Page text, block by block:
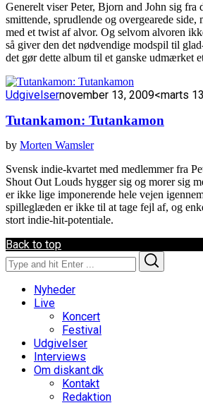
Generelt viser Peter, Bjorn and John sig fra
smittende, sprudlende og overgearede side,
med et twist af alvor. Og selvom alvoren
så giver den det nødvendige modspil til
det gør dette album til et ganske udmærket
Udgivelsernovember 13, 2009<marts
Tutankamon: Tutankamon
by Morten Wamsler
Svensk indie-kvartet med medlemmer fra
Shout Out Louds hygger sig og morer sig
er ikke lige imponerende hele vejen
spilleglæden er ikke til at tage fejl af, og
stort indie-hit-potentiale.
Back to top
Search
for:
Nyheder
Live
Koncert
Festival
Udgivelser
Interviews
Om diskant.dk
Kontakt
Redaktion